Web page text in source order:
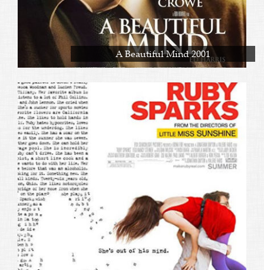
A Beautiful Mind 2001